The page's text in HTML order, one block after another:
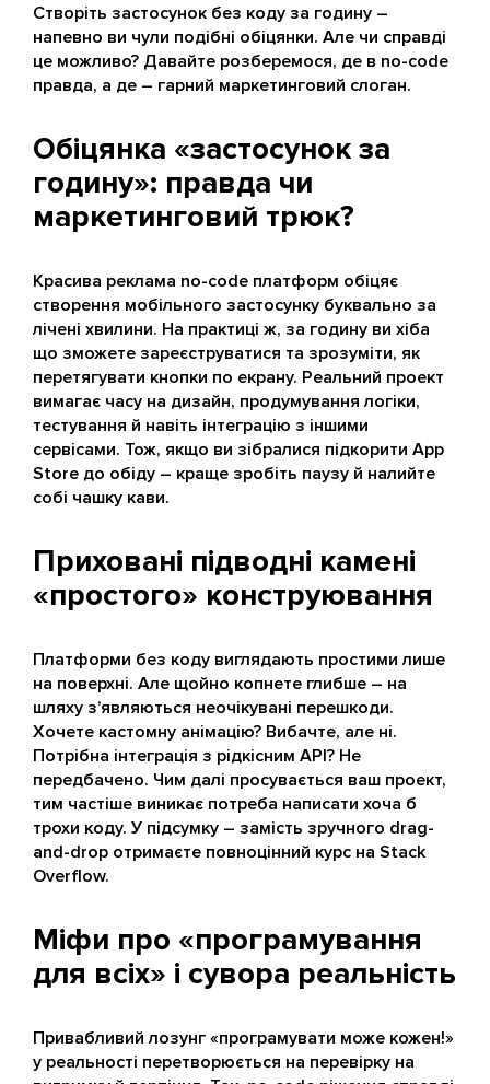
Створіть застосунок без коду за годину –
напевно ви чули подібні обіцянки. Але чи справді
це можливо? Давайте розберемося, де в no-code
правда, а де – гарний маркетинговий слоган.
Обіцянка «застосунок за
годину»: правда чи
маркетинговий трюк?
Красива реклама no-code платформ обіцяє
створення мобільного застосунку буквально за
лічені хвилини. На практиці ж, за годину ви хіба
що зможете зареєструватися та зрозуміти, як
перетягувати кнопки по екрану. Реальний проект
вимагає часу на дизайн, продумування логіки,
тестування й навіть інтеграцію з іншими
сервісами. Тож, якщо ви зібралися підкорити App
Store до обіду – краще зробіть паузу й налийте
собі чашку кави.
Приховані підводні камені
«простого» конструювання
Платформи без коду виглядають простими лише
на поверхні. Але щойно копнете глибше – на
шляху з’являються неочікувані перешкоди.
Хочете кастомну анімацію? Вибачте, але ні.
Потрібна інтеграція з рідкісним API? Не
передбачено. Чим далі просувається ваш проект,
тим частіше виникає потреба написати хоча б
трохи коду. У підсумку – замість зручного drag-
and-drop отримаєте повноцінний курс на Stack
Overflow.
Міфи про «програмування
для всіх» і сувора реальність
Привабливий лозунг «програмувати може кожен!»
у реальності перетворюється на перевірку на